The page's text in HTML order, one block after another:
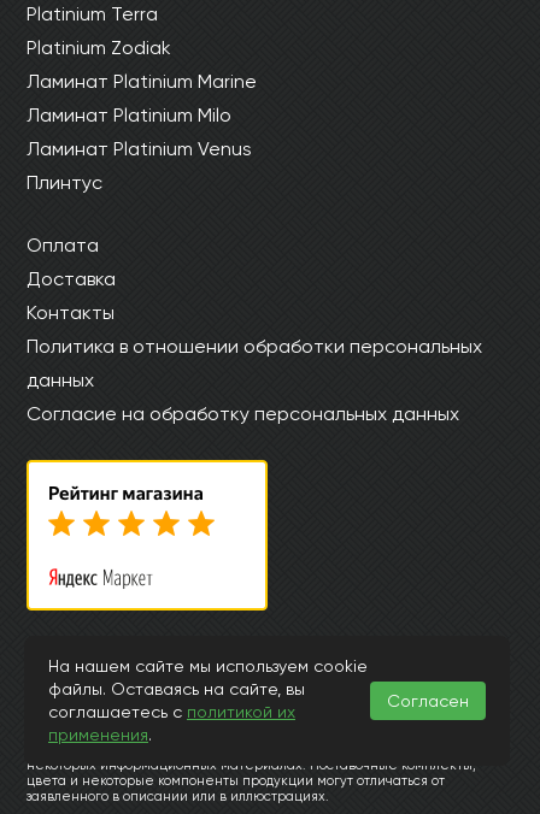
Platinium Terra
Platinium Zodiak
Ламинат Platinium Marine
Ламинат Platinium Milo
Ламинат Platinium Venus
Плинтус
Оплата
Доставка
Контакты
Политика в отношении обработки персональных
данных
Согласие на обработку персональных данных
© Интернет магазин laminat-kronopol.ru 2015-2026
Информация, представленная на страницах данного сайта, носит
исключительно ознакомительный характер и ни при каких
обстоятельствах и условиях не может считаться публичной офертой,
подпадающей под положения ст.435 и 437 Гражданского Кодекса РФ.
некоторых информационных материалах. Поставочные комплекты,
цвета и некоторые компоненты продукции могут отличаться от
заявленного в описании или в иллюстрациях.
На нашем сайте мы используем cookie
файлы. Оставаясь на сайте, вы
соглашаетесь с политикой их
применения.
Согласен